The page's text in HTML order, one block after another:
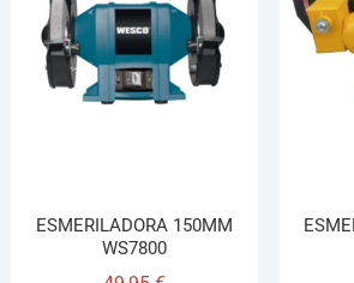
ESMERILADORA 150MM
WS7800
¡Hola! Soy el asesor virtual de Ferretería
Cuéntame qué necesitas y te ayudo a